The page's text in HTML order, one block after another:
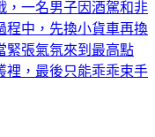
，一名男子因酒駕和非
程中，先換小貨車再換
緊張氣氛來到最高點
裡，最後只能乖乖束手